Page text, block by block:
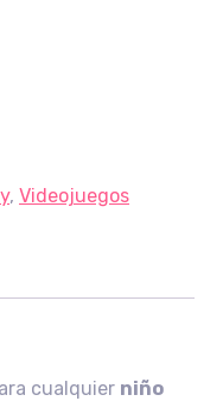
, Videojuegos
cualquier niño